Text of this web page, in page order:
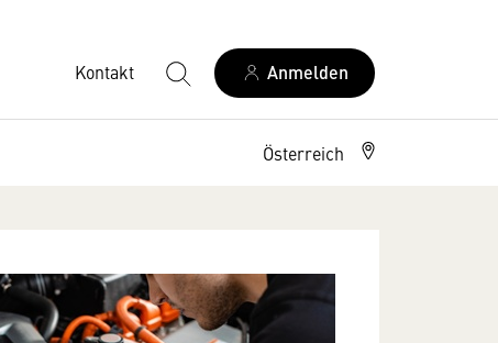
Kontakt Anmelden
Österreich